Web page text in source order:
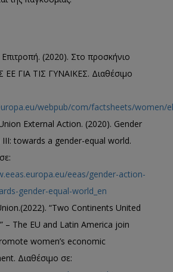
(2020). Στο προσκήνιο
ΓΙΑ ΤΙΣ ΓΥΝΑΙΚΕΣ. Διαθέσιμο
webpub/com/factsheets/women/
External Action. (2020). Gender
towards a gender-equal world.
eeas/gender-action-
gender-equal-world_en
“Two Continents United
– The EU and Latin America join
women’s economic
Διαθέσιμο σε: